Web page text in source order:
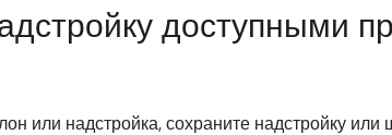
доступными
или надстройка, сохраните надстройку или